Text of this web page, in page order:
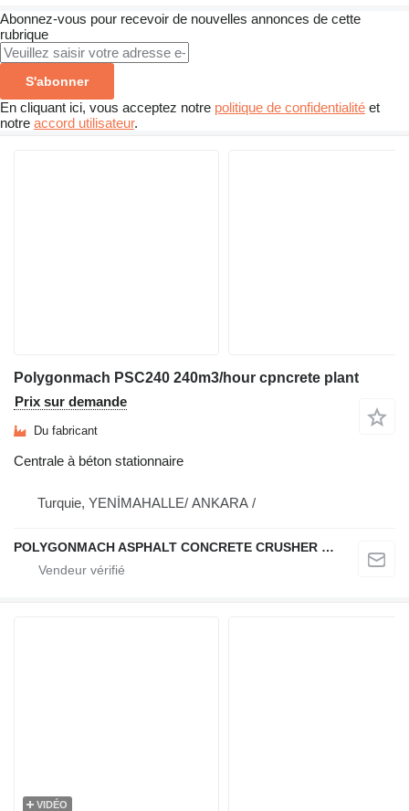
Abonnez-vous pour recevoir de nouvelles annonces de cette
rubrique
S'abonner
En cliquant ici, vous acceptez notre politique de confidentialité et
notre accord utilisateur.
Polygonmach PSC240 240m3/hour cpncrete plant
Prix sur demande
Du fabricant
Centrale à béton stationnaire
Turquie, YENİMAHALLE/ ANKARA /
POLYGONMACH ASPHALT CONCRETE CRUSHER SYSTEMS
VIDÉO